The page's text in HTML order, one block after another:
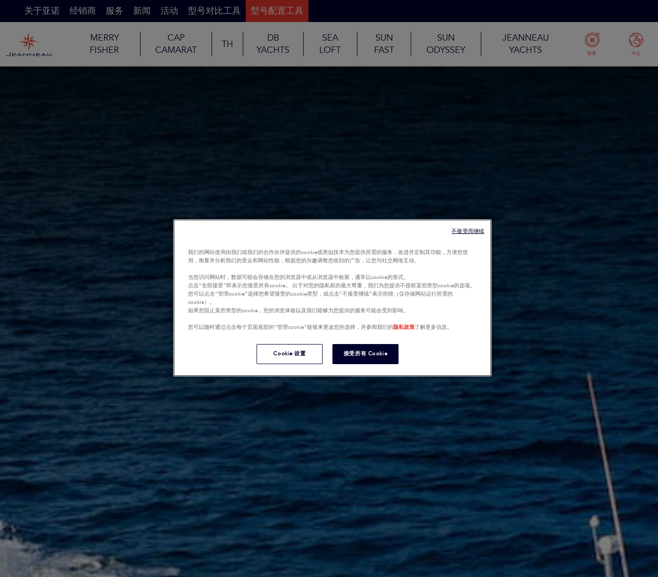
关于亚诺 经销商 服务 新闻 活动 型号对比工具 型号配置工具
MERRY
FISHER
CAP
CAMARAT
TH
DB
YACHTS
SEA
LOFT
SUN
FAST
SUN
ODYSSEY
JEANNEAU
YACHTS
联系 中文
我们的网站使用由我们或我们的合作伙伴提供的cookie或类似技术为您提供所需的服务，改进并定制其功能，方便您使
用，衡量并分析我们的受众和网站性能，根据您的兴趣调整您收到的广告，让您与社交网络互动。
当您访问网站时，数据可能会存储在您的浏览器中或从浏览器中检索，通常以cookie的形式。
点击“全部接受”即表示您接受所有cookie。 出于对您的隐私权的最大尊重，我们为您提供不授权某些类型cookie的选项。
您可以点击“管理cookie”选择您希望接受的cookie类型，或点击“不接受继续”表示拒绝（仅存储网站运行所需的
cookie）。
如果您阻止某些类型的cookie，您的浏览体验以及我们能够为您提供的服务可能会受到影响。
您可以随时通过点击每个页面底部的“管理cookie”链接来更改您的选择，并参阅我们的 隐私政策了解更多信息。
Cookie 设置 接受所有 Cookie
不接受而继续